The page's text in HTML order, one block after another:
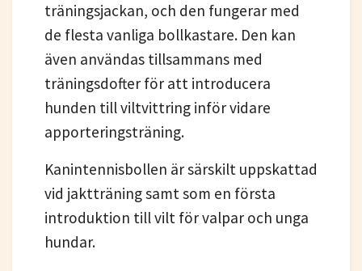
träningsjackan, och den fungerar med
de flesta vanliga bollkastare. Den kan
även användas tillsammans med
träningsdofter för att introducera
hunden till viltvittring inför vidare
apporteringsträning.
Kanintennisbollen är särskilt uppskattad
vid jaktträning samt som en första
introduktion till vilt för valpar och unga
hundar.